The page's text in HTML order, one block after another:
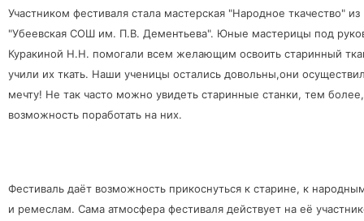
Участником фестиваля стала мастерская "Народное ткачество"
"Убеевская СОШ им. П.В. Дементьева". Юные мастерицы под
Куракиной Н.Н. помогали всем желающим освоить старинный
учили их ткать. Наши ученицы остались довольны,они
мечту! Не так часто можно увидеть старинные станки, тем
возможность поработать на них.
Фестиваль даёт возможность прикоснуться к старине, к
и ремеслам. Сама атмосфера фестиваля действует на её